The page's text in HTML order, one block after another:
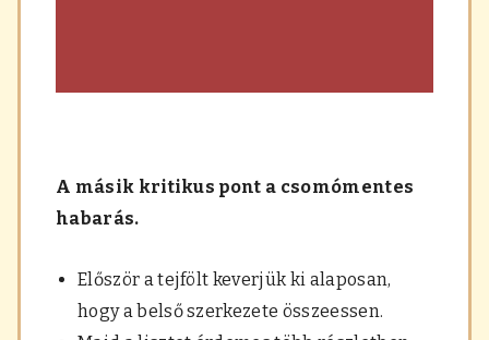
A másik kritikus pont a csomómentes
habarás.
Először a tejfölt keverjük ki alaposan,
hogy a belső szerkezete összeessen.